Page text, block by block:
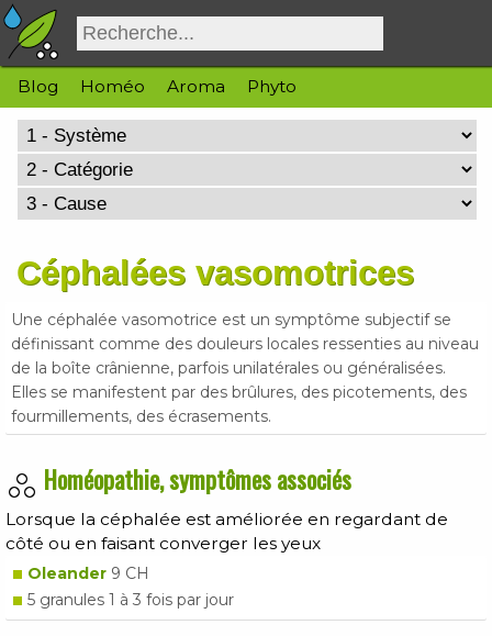
Blog Homéo Aroma Phyto
Céphalées vasomotrices
Une céphalée vasomotrice est un symptôme subjectif se
définissant comme des douleurs locales ressenties au niveau
de la boîte crânienne, parfois unilatérales ou généralisées.
Elles se manifestent par des brûlures, des picotements, des
fourmillements, des écrasements.
Homéopathie, symptômes associés
Lorsque la céphalée est améliorée en regardant de
côté ou en faisant converger les yeux
Oleander 9 CH
5 granules 1 à 3 fois par jour